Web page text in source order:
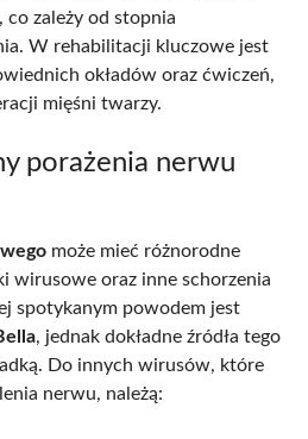
zależy od stopnia
W rehabilitacji kluczowe jest
okładów oraz ćwiczeń,
mięśni twarzy.
porażenia nerwu
może mieć różnorodne
wirusowe oraz inne schorzenia
spotykanym powodem jest
, jednak dokładne źródła tego
Do innych wirusów, które
nerwu, należą: